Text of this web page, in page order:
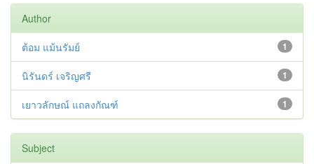
Author
1
ต้อม แม้นรัมย์
1
นิรันดร์ เจริญศรี
1
เยาวลักษณ์ แถลงกัณฑ์
Subject